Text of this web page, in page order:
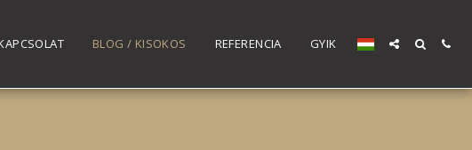
BLOG / KISOKOS REFERENCIA GYIK